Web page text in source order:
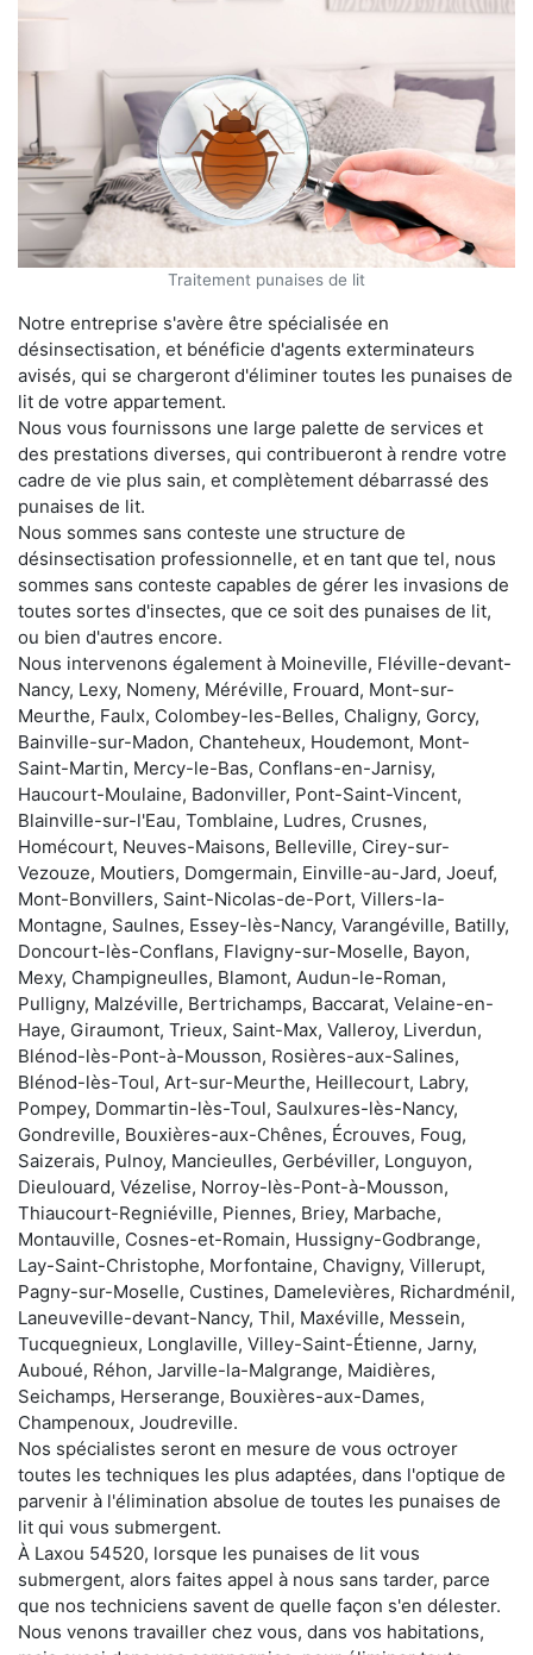
Traitement punaises de lit
Notre entreprise s'avère être spécialisée en
désinsectisation, et bénéficie d'agents exterminateurs
avisés, qui se chargeront d'éliminer toutes les punaises de
lit de votre appartement.
Nous vous fournissons une large palette de services et
des prestations diverses, qui contribueront à rendre votre
cadre de vie plus sain, et complètement débarrassé des
punaises de lit.
Nous sommes sans conteste une structure de
désinsectisation professionnelle, et en tant que tel, nous
sommes sans conteste capables de gérer les invasions de
toutes sortes d'insectes, que ce soit des punaises de lit,
ou bien d'autres encore.
Nous intervenons également à Moineville, Fléville-devant-
Nancy, Lexy, Nomeny, Méréville, Frouard, Mont-sur-
Meurthe, Faulx, Colombey-les-Belles, Chaligny, Gorcy,
Bainville-sur-Madon, Chanteheux, Houdemont, Mont-
Saint-Martin, Mercy-le-Bas, Conflans-en-Jarnisy,
Haucourt-Moulaine, Badonviller, Pont-Saint-Vincent,
Blainville-sur-l'Eau, Tomblaine, Ludres, Crusnes,
Homécourt, Neuves-Maisons, Belleville, Cirey-sur-
Vezouze, Moutiers, Domgermain, Einville-au-Jard, Joeuf,
Mont-Bonvillers, Saint-Nicolas-de-Port, Villers-la-
Montagne, Saulnes, Essey-lès-Nancy, Varangéville, Batilly,
Doncourt-lès-Conflans, Flavigny-sur-Moselle, Bayon,
Mexy, Champigneulles, Blamont, Audun-le-Roman,
Pulligny, Malzéville, Bertrichamps, Baccarat, Velaine-en-
Haye, Giraumont, Trieux, Saint-Max, Valleroy, Liverdun,
Blénod-lès-Pont-à-Mousson, Rosières-aux-Salines,
Blénod-lès-Toul, Art-sur-Meurthe, Heillecourt, Labry,
Pompey, Dommartin-lès-Toul, Saulxures-lès-Nancy,
Gondreville, Bouxières-aux-Chênes, Écrouves, Foug,
Saizerais, Pulnoy, Mancieulles, Gerbéviller, Longuyon,
Dieulouard, Vézelise, Norroy-lès-Pont-à-Mousson,
Thiaucourt-Regniéville, Piennes, Briey, Marbache,
Montauville, Cosnes-et-Romain, Hussigny-Godbrange,
Lay-Saint-Christophe, Morfontaine, Chavigny, Villerupt,
Pagny-sur-Moselle, Custines, Damelevières, Richardménil,
Laneuveville-devant-Nancy, Thil, Maxéville, Messein,
Tucquegnieux, Longlaville, Villey-Saint-Étienne, Jarny,
Auboué, Réhon, Jarville-la-Malgrange, Maidières,
Seichamps, Herserange, Bouxières-aux-Dames,
Champenoux, Joudreville.
Nos spécialistes seront en mesure de vous octroyer
toutes les techniques les plus adaptées, dans l'optique de
parvenir à l'élimination absolue de toutes les punaises de
lit qui vous submergent.
À Laxou 54520, lorsque les punaises de lit vous
submergent, alors faites appel à nous sans tarder, parce
que nos techniciens savent de quelle façon s'en délester.
Nous venons travailler chez vous, dans vos habitations,